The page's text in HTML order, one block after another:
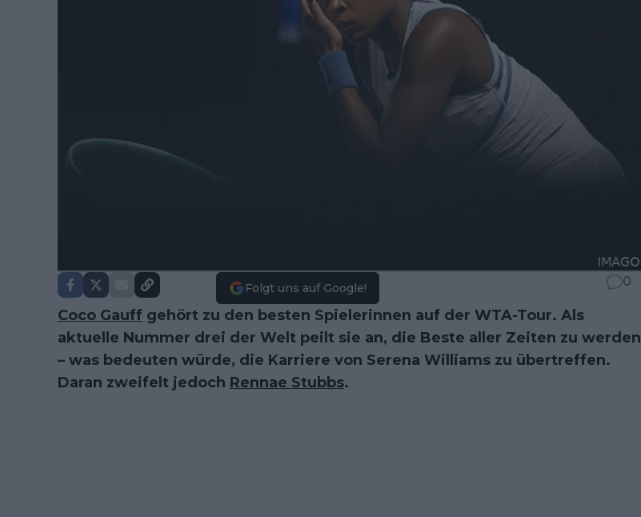
Folgt uns auf Google! 0
Coco Gauff gehört zu den besten Spielerinnen auf der WTA-Tour. Als
aktuelle Nummer drei der Welt peilt sie an, die Beste aller Zeiten zu werden
– was bedeuten würde, die Karriere von Serena Williams zu übertreffen.
Daran zweifelt jedoch Rennae Stubbs.